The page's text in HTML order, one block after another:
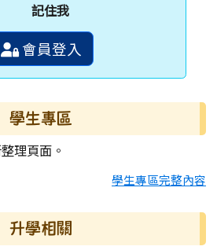
記住我
會員登入
學生專區
理頁面。
學生專區完整內容
升學相關